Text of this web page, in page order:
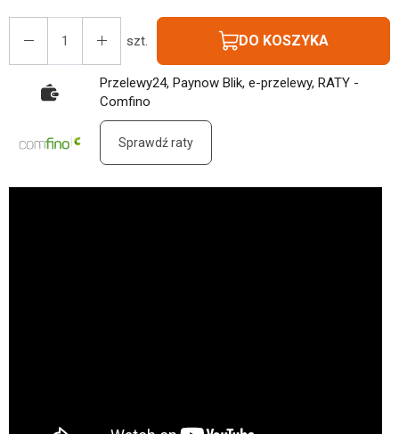
szt. DO KOSZYKA
Przelewy24, Paynow Blik, e-przelewy, RATY -
Comfino
Sprawdź raty